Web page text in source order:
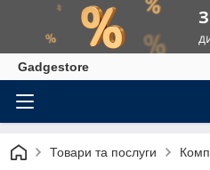
Gadgestore
Товари та послуги